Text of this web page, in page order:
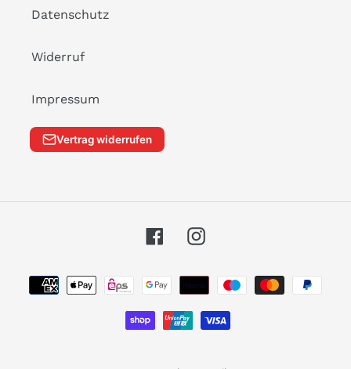
Datenschutz
Widerruf
Impressum
Vertrag widerrufen
FacebookInstagram
Zahlungsarten